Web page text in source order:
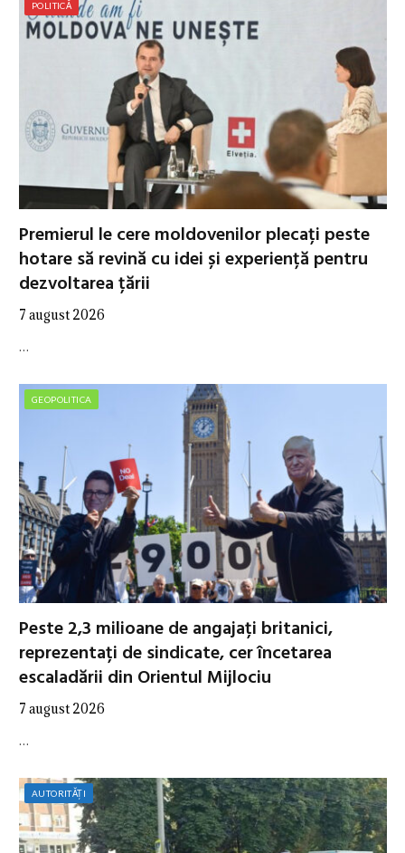
POLITICĂ
Premierul le cere moldovenilor plecați peste
hotare să revină cu idei și experiență pentru
dezvoltarea țării
7 august 2026
…
GEOPOLITICA
Peste 2,3 milioane de angajați britanici,
reprezentați de sindicate, cer încetarea
escaladării din Orientul Mijlociu
7 august 2026
…
AUTORITĂȚI